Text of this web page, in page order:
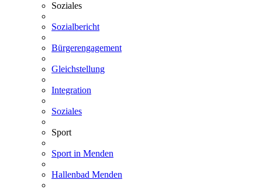
Soziales
Sozialbericht
Bürgerengagement
Gleichstellung
Integration
Soziales
Sport
Sport in Menden
Hallenbad Menden